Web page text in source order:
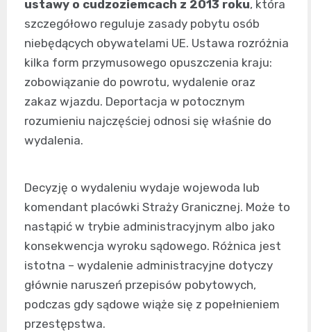
ustawy o cudzoziemcach z 2013 roku, która
szczegółowo reguluje zasady pobytu osób
niebędących obywatelami UE. Ustawa rozróżnia
kilka form przymusowego opuszczenia kraju:
zobowiązanie do powrotu, wydalenie oraz
zakaz wjazdu. Deportacja w potocznym
rozumieniu najczęściej odnosi się właśnie do
wydalenia.
Decyzję o wydaleniu wydaje wojewoda lub
komendant placówki Straży Granicznej. Może to
nastąpić w trybie administracyjnym albo jako
konsekwencja wyroku sądowego. Różnica jest
istotna – wydalenie administracyjne dotyczy
głównie naruszeń przepisów pobytowych,
podczas gdy sądowe wiąże się z popełnieniem
przestępstwa.